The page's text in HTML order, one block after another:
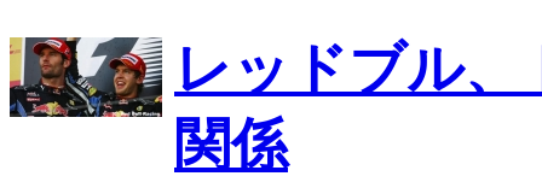
レッドブル
関係